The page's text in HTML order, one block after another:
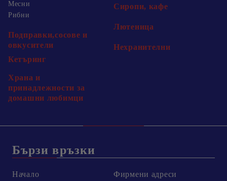
Месни
Рибни
Подправки,сосове и
овкусители
Сиропи, кафе
Лютеница
Нехранителни
Кетъринг
Храна и
принадлежности за
домашни любимци
Бързи връзки
Начало
Фирмени адреси